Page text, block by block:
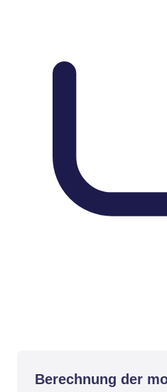
Berechnung der